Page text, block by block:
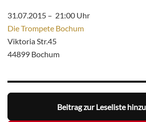
31.07.2015 – 21:00 Uhr
Die Trompete Bochum
Viktoria Str.45
44899 Bochum
Beitrag zur Leseliste